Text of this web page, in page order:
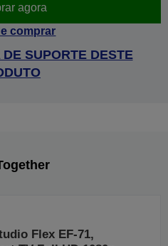
agora
comprar
SUPORTE DESTE
Flex EF-71,